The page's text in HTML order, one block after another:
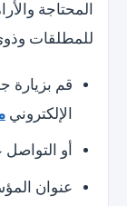
المحتاجة
للمطلقات
قم بزيارة
الإلكتروني
أو التواصل